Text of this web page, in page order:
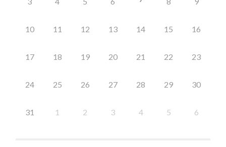
10 11 12 13 14 15 16
17 18 19 20 21 22 23
24 25 26 27 28 29 30
31 1 2 3 4 5 6